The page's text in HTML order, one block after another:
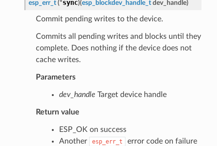
esp_err_t (*sync)(esp_blockdev_handle_t dev_handle)
Commit pending writes to the device.
Commits all pending writes and blocks until they
complete. Does nothing if the device does not
cache writes.
Parameters
dev_handle Target device handle
Return value
ESP_OK on success
Another
esp_err_t error code on failure